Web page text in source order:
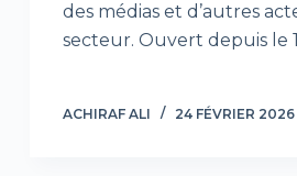
des médias et d’autres
secteur. Ouvert depuis le
ACHIRAF ALI 24 FÉVRIER 2026